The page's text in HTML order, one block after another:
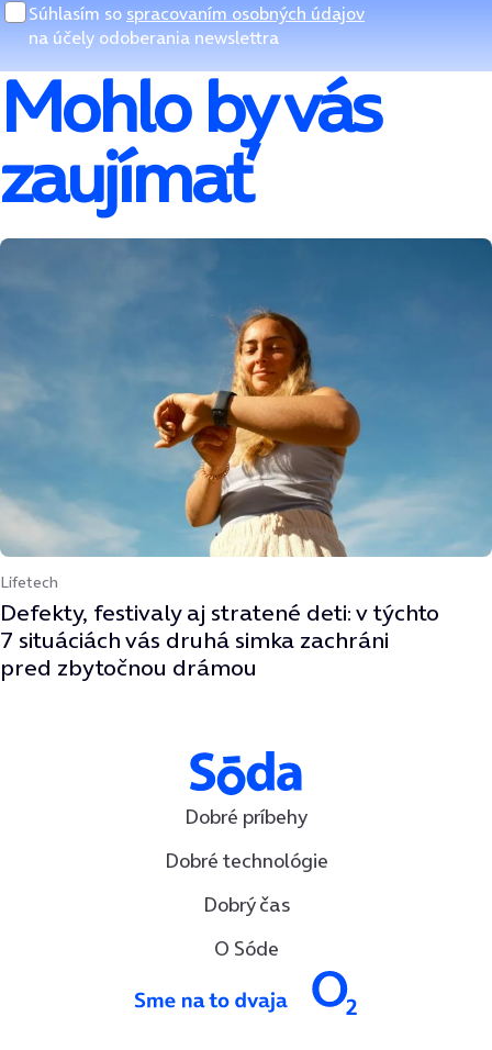
Súhlasím so spracovaním osobných údajov
na účely odoberania newslettra
Mohlo by vás
zaujímať
Lifetech
Defekty, festivaly aj stratené deti: v týchto
7 situáciách vás druhá simka zachráni
pred zbytočnou drámou
Dobré príbehy
Dobré technológie
Dobrý čas
O Sóde